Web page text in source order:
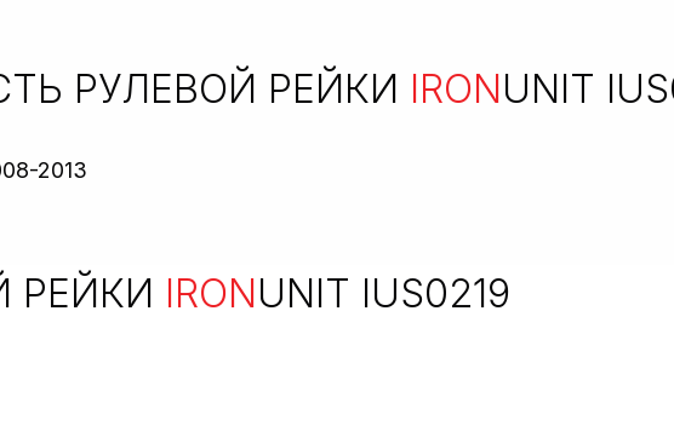
РУЛЕВОЙ РЕЙКИ IRONUNIT
2013
РЕЙКИ IRONUNIT IUS0219